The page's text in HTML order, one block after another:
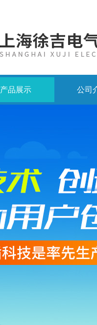
产品展示 公司